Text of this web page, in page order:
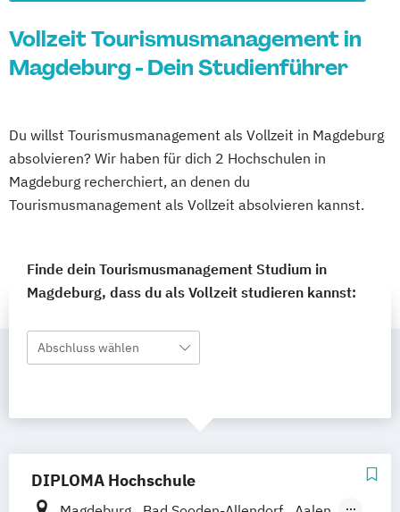
Vollzeit Tourismusmanagement in
Magdeburg - Dein Studienführer
Du willst Tourismusmanagement als Vollzeit in Magdeburg
absolvieren? Wir haben für dich 2 Hochschulen in
Magdeburg recherchiert, an denen du
Tourismusmanagement als Vollzeit absolvieren kannst.
Finde dein Tourismusmanagement Studium in
Magdeburg, dass du als Vollzeit studieren kannst:
Abschluss wählen
DIPLOMA Hochschule